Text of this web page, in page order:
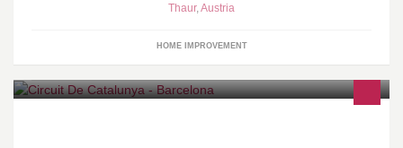
Thaur,Austria
HOME IMPROVEMENT